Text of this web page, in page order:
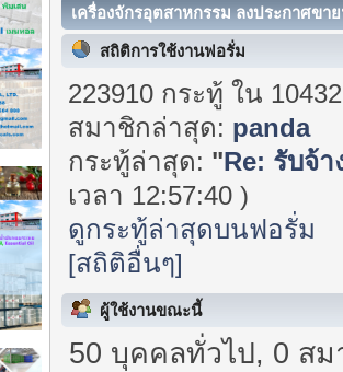
เครื่องจักรอุตสาหกรรม ลงประกาศขา
สถิติการใช้งานฟอรั่ม
223910 กระทู้ ใน
สมาชิกล่าสุด: panda
กระทู้ล่าสุด: "Re: รับจ้า
เวลา 12:57:40 )
ดูกระทู้ล่าสุดบนฟอรั่ม
[สถิติอื่นๆ]
ผู้ใช้งานขณะนี้
50 บุคคลทั่วไป, 0 สม